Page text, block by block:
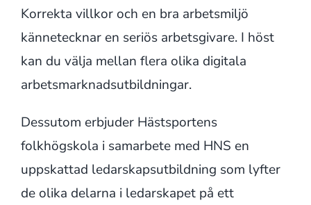
Korrekta villkor och en bra arbetsmiljö
kännetecknar en seriös arbetsgivare. I höst
kan du välja mellan flera olika digitala
arbetsmarknadsutbildningar.
Dessutom erbjuder Hästsportens
folkhögskola i samarbete med HNS en
uppskattad ledarskapsutbildning som lyfter
de olika delarna i ledarskapet på ett